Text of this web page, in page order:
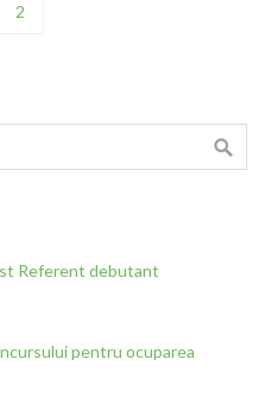
2
Referent debutant
pentru ocuparea